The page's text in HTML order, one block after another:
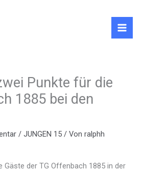
Punkte für die
1885 bei den
/JUNGEN 15 / Vonralphh
Gäste der TG Offenbach 1885 in der